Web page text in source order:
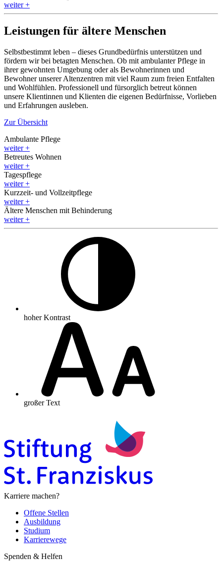
weiter+
Leistungen für ältere Menschen
Selbst­bestimmt leben – dieses Grund­bedürfnis unterstützen und
fördern wir bei betagten Menschen. Ob mit ambulanter Pflege in
ihrer gewohnten Umgebung oder als Bewohnerinnen und
Bewohner unserer Alten­zentren mit viel Raum zum freien Entfalten
und Wohl­fühlen. Professionell und fürsorglich betreut können
unsere Klientinnen und Klienten die eigenen Bedürfnisse, Vorlieben
und Erfahrungen ausleben.
Zur Übersicht
Ambulante Pflege
weiter+
Betreutes Wohnen
weiter+
Tagespflege
weiter+
Kurzzeit- und Vollzeitpflege
weiter+
Ältere Menschen mit Behinderung
weiter+
hoher Kontrast
großer Text
Karriere machen?
Offene Stellen
Ausbildung
Studium
Karrierewege
Spenden & Helfen